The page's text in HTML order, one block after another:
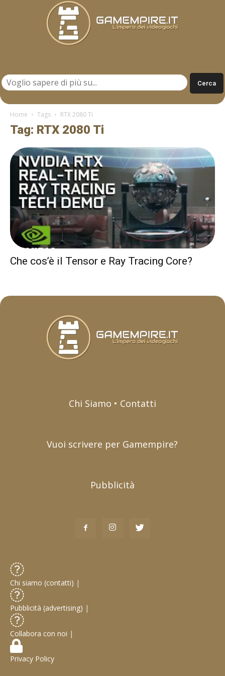
Home Tags RTX 2080 Ti
Tag: RTX 2080 Ti
Che cos’è il Tensor e Ray Tracing Core?
Chi Siamo • Contatti
Vuoi scrivere per Gamempire?
Pubblicità
Chi siamo (contatti) |
Pubblicità (advertising) |
Collabora con noi |
Privacy Policy